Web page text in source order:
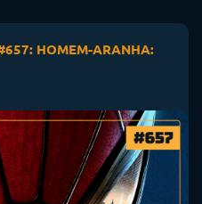
HOMEM-ARANHA: